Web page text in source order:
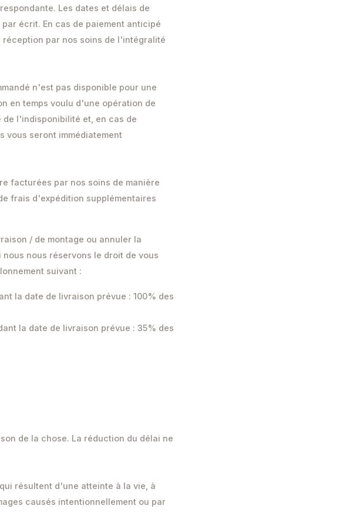
Les dates et délais de
écrit. En cas de paiement anticipé
par nos soins de l'intégralité
n'est pas disponible pour une
en temps voulu d'une opération de
de l'indisponibilité et, en cas de
vous seront immédiatement
facturées par nos soins de manière
frais d'expédition supplémentaires
/ de montage ou annuler la
nous réservons le droit de vous
suivant :
la date de livraison prévue : 100% des
la date de livraison prévue : 35% des
de la chose. La réduction du délai ne
résultent d'une atteinte à la vie, à
causés intentionnellement ou par